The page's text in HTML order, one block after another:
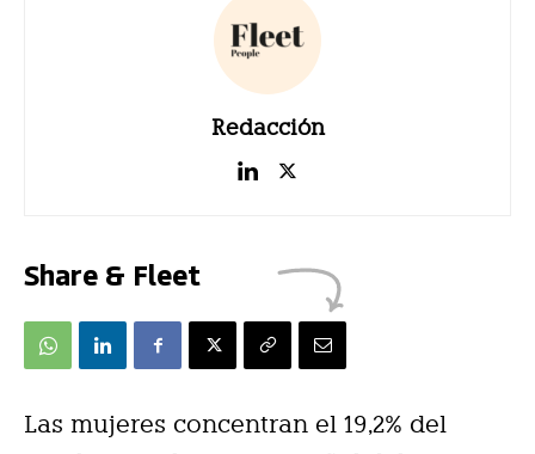
Redacción
Share & Fleet
Las mujeres concentran el 19,2% del